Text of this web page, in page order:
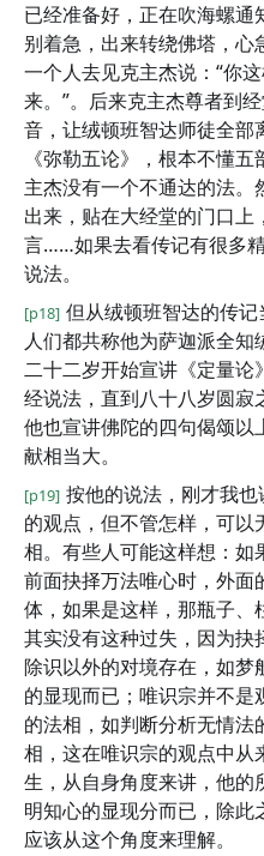
已经准备好，正在吹海螺
别着急，出来转绕佛塔，
一个人去见克主杰说：“你
来。”。后来克主杰尊者到
音，让绒顿班智达师徒全
《弥勒五论》，根本不懂
主杰没有一个不通达的法
出来，贴在大经堂的门口
言……如果去看传记有很多
说法。
[p18] 但从绒顿班智达的传记
人们都共称他为萨迦派全
二十二岁开始宣讲《定量
经说法，直到八十八岁圆寂
他也宣讲佛陀的四句偈颂
献相当大。
[p19] 按他的说法，刚才我
的观点，但不管怎样，可
相。有些人可能这样想：如
前面抉择万法唯心时，外
体，如果是这样，那瓶子、
其实没有这种过失，因为抉
除识以外的对境存在，如
的显现而已；唯识宗并不
的法相，如判断分析无情
相，这在唯识宗的观点中从
生，从自身角度来讲，他的
明知心的显现分而已，除此
应该从这个角度来理解。